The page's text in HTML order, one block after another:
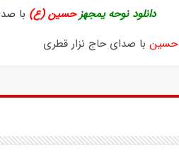
دانلود نوحه یمجهزحسین (ع) با
حسین با صدای حاج نزار قطری